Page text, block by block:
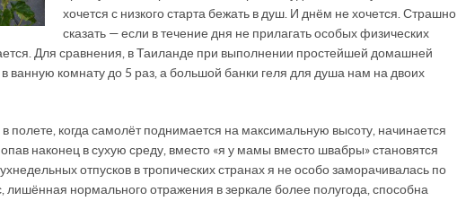
хочется с низкого старта бежать в душ. И днём не хочется. Страшно
сказать — если в течение дня не прилагать особых физических
Для сравнения, в Таиланде при выполнении простейшей домашней
ванную комнату до 5 раз, а большой банки геля для душа нам на двоих
полете, когда самолёт поднимается на максимальную высоту, начинается
наконец в сухую среду, вместо «я у мамы вместо швабры» становятся
отпусков в тропических странах я не особо заморачивалась по
лишённая нормального отражения в зеркале более полугода, способна